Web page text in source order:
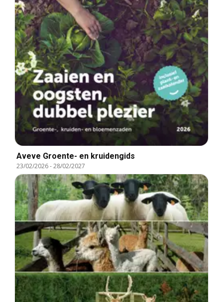
Aveve Groente- en kruidengids
23/02/2026-28/02/2027